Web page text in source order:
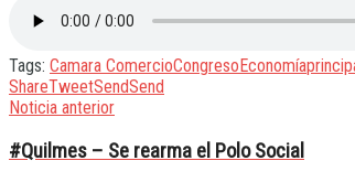
Tags: Camara ComercioCongreso Economía
ShareTweetSendSend
Noticia anterior
#Quilmes – Se rearma el Polo Social